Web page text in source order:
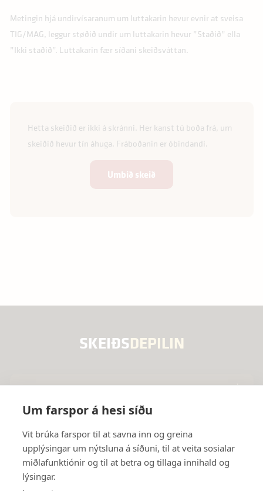
Metingin hjá undirvísaranum um luttakarin hevur evnir at sveisa
TIG/MAG, leggur støðið undir um luttakarin hevur ”Staðið” ella
”Ikki staðið”. Luttakarin fær síðani skeiðsváttan.
Hetta skeiðið er ikki á skránni. Her kanst tú boða frá, um
skeiðið hevur tín áhuga. Fráboðanin er óbindandi.
Umbið skeið
SKEIÐSDEPILIN
Valmynd
Námsfrøði, góðska og eftirmetingar
Grundarlag, visión og virði
Leiðslumenning
Almenn fyrisiting
Samband
Um farspor á hesi síðu
Vit brúka farspor til at savna inn og greina
upplýsingar um nýtsluna á síðuni, til at veita sosialar
miðlafunktiónir og til at betra og tillaga innihald og
lýsingar.